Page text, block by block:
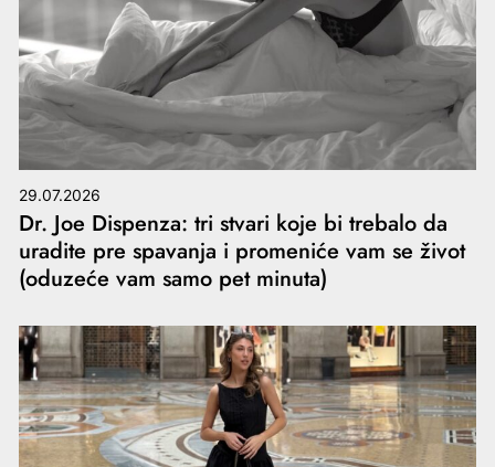
29.07.2026
Dr. Joe Dispenza: tri stvari koje bi trebalo da
uradite pre spavanja i promeniće vam se život
(oduzeće vam samo pet minuta)